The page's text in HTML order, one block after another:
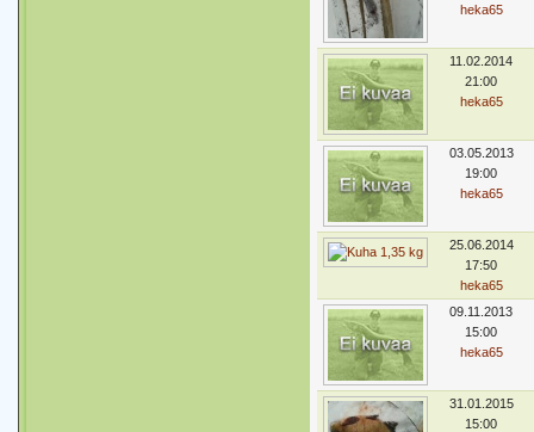
heka65
11.02.2014
21:00
heka65
03.05.2013
19:00
heka65
25.06.2014
17:50
heka65
09.11.2013
15:00
heka65
31.01.2015
15:00